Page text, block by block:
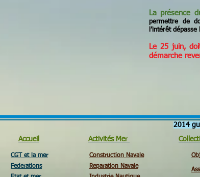
La présence
permettre de
l’intérêt
Le 25 juin,
démarche
2014
Accueil
Activités Mer
CGT et la mer
Federations
Construction Navale
Reparation Navale